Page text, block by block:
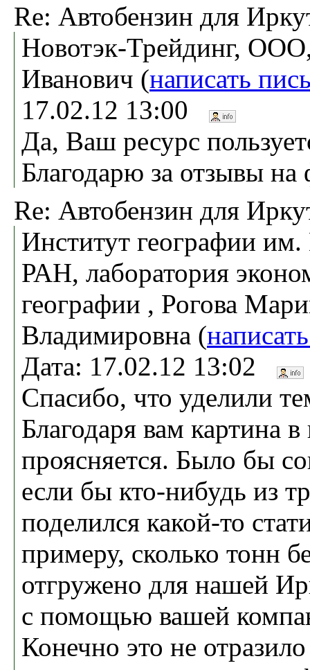
Re: Автобензин для
Новотэк-Трейдинг,
Иванович (написать
17.02.12 13:00
Да, Ваш ресурс
Благодарю за отзывы
Re: Автобензин для
Институт географии
РАН, лаборатория
географии , Рогова
Владимировна (
Дата: 17.02.12 13:02
Спасибо, что уделили
Благодаря вам картина
проясняется. Было бы
если бы кто-нибудь из
поделился какой-то
примеру, сколько тонн
отгружено для нашей
с помощью вашей
Конечно это не